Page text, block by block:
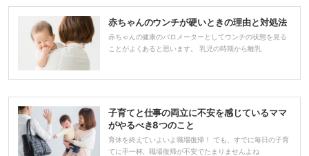
赤ちゃんのウンチが硬いときの理由と対処法
赤ちゃんの健康のバロメーターとしてウンチの状態を見る
ことがよくあると思います。 乳児の時期から離乳
子育てと仕事の両立に不安を感じているママ
がやるべき8つのこと
育休を終えていよいよ職場復帰！ でも、すでに毎日の子育
てに手一杯。職場復帰が不安でたまりませんよね